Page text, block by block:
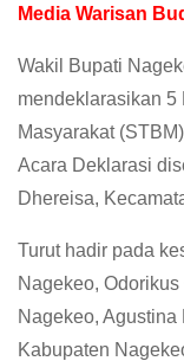
Media Warisan
Wakil Bupati
mendeklarasikan 5
Masyarakat
Acara Deklarasi
Dhereisa,
Turut hadir pada
Nagekeo,
Nagekeo,
Kabupaten